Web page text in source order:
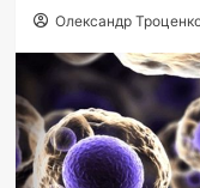
Олександр